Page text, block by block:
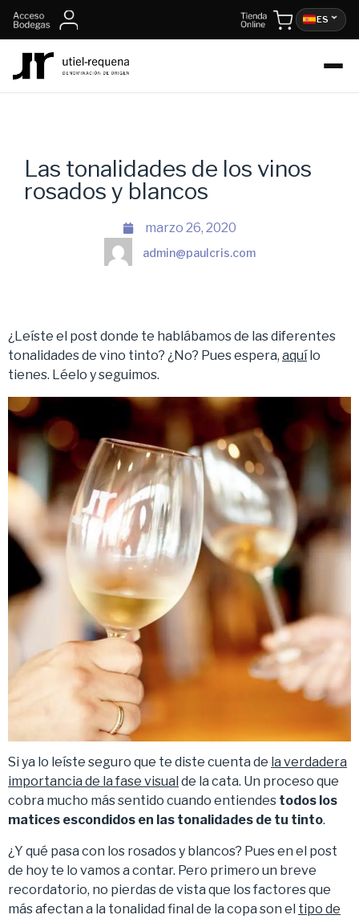
ES
Las tonalidades de los vinos
rosados y blancos
marzo 26, 2020
admin@paulcris.com
¿Leíste el post donde te hablábamos de las diferentes
tonalidades de vino tinto? ¿No? Pues espera, aquílo
tienes. Léelo y seguimos.
Si ya lo leíste seguro que te diste cuenta de la verdadera
importancia de la fase visual de la cata. Un proceso que
cobra mucho más sentido cuando entiendes todos los
matices escondidos en las tonalidades de tu tinto.
¿Y qué pasa con los rosados y blancos? Pues en el post
de hoy te lo vamos a contar. Pero primero un breve
recordatorio, no pierdas de vista que los factores que
más afectan a la tonalidad final de la copa son el tipo de